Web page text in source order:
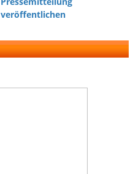
veröffentlichen